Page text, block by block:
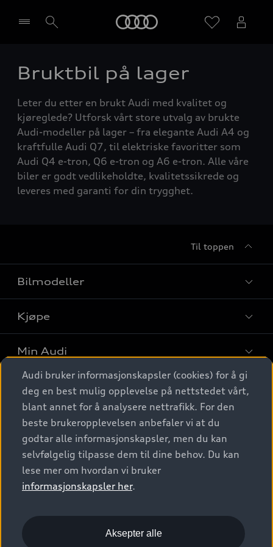
Velg forhandler
Bruktbil på lager
Leter du etter en brukt Audi med kvalitet og
kjøreglede? Utforsk vårt store utvalg av brukte
Audi-modeller på lager – fra elegante Audi A4 og
kraftfulle Audi Q7, til elektriske favoritter som
Audi Q4 e-tron, Q6 e-tron og A6 e-tron. Alle våre
biler er godt vedlikeholdte, kvalitetssikrede og
leveres med garanti for din trygghet.
Til toppen
Bilmodeller
Finn din Audi
Sammenlign bilmodeller
Elbiler
SUV
Stasjonsvogn
Sportback
S/RS
Konseptbiler og prototyper
Kjøpe
Kjøpshjelp
Biler på lager
Finn forhandler
Bestill prøvekjøring
Kontakt forhandler
Bilgarantier
Min Audi
Behold nybilfølelsen
Audi Originalt tilbehør
Verkstedtjenester
Digitale tjenester
Audi digitale tjenester
Audi connect
Functions on demand
Kom i gang med myAudi
Audi Norge
Kundeservice
Audi Driving Experience
© 2026 AUDI NORGE. All Rights Reserved.
Imprint
Audi bruker informasjonskapsler (cookies) for å gi
deg en best mulig opplevelse på nettstedet vårt,
blant annet for å analysere nettrafikk. For den
beste brukeropplevelsen anbefaler vi at du
godtar alle informasjonskapsler, men du kan
selvfølgelig tilpasse dem til dine behov. Du kan
lese mer om hvordan vi bruker
informasjonskapsler her.
Aksepter alle